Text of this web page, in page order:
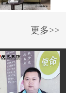
更多>>